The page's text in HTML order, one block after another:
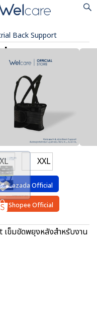
Back Support
Back
฿ 1,000
:
M
XXL
Lazada Official
Shopee Official
ข็มขัดพยุงหลังสำหรับงาน